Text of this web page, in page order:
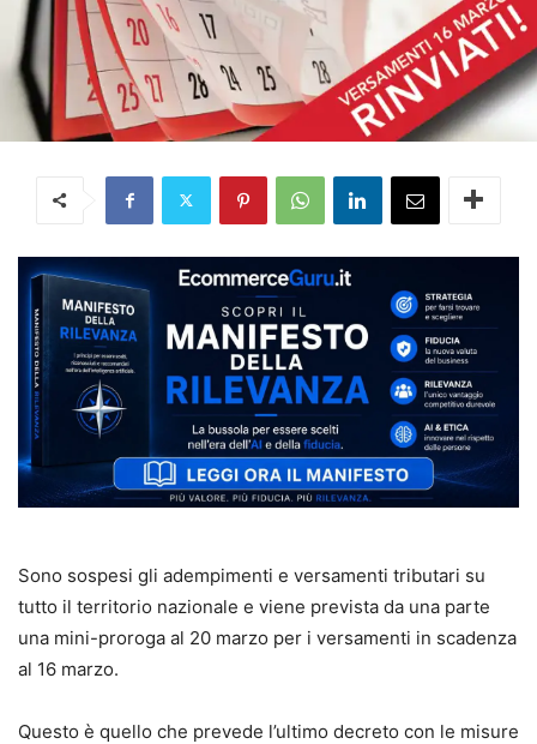
Sono sospesi gli adempimenti e versamenti tributari su
tutto il territorio nazionale e viene prevista da una parte
una mini-proroga al 20 marzo per i versamenti in scadenza
al 16 marzo.
Questo è quello che prevede l’ultimo decreto con le misure